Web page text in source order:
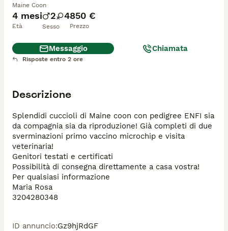
4 mesi
Età
2 4
Sesso
850 €
Prezzo
Maine Coon
Messaggio Chiamata
Risposte entro 2 ore
Descrizione
Splendidi cuccioli di Maine coon con pedigree ENFI sia
da compagnia sia da riproduzione! Già completi di due
sverminazioni primo vaccino microchip e visita
veterinaria!
Genitori testati e certificati
Possibilità di consegna direttamente a casa vostra!
Per qualsiasi informazione
Maria Rosa
3204280348
ID annuncio:Gz9hjRdGF